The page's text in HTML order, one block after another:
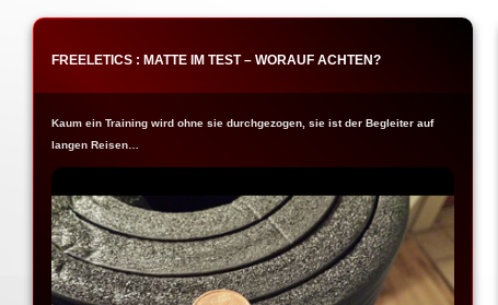
FREELETICS : MATTE IM TEST – WORAUF ACHTEN?
Kaum ein Training wird ohne sie durchgezogen, sie ist der Begleiter auf
langen Reisen…